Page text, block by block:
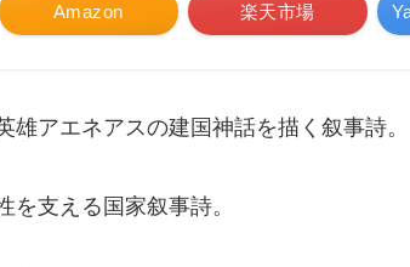
Amazon 楽天市場
雄アエネアスの建国神話を描く叙事詩。
を支える国家叙事詩。